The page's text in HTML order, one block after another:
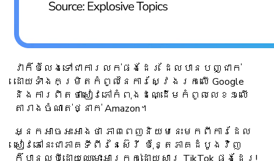
វាក៏បំលែងទៅជាការលក់ផងដែរ ដែលបានបញ្ជាក់
ដោយទាំងកម្រិតកំពូលនៃការស្វែងរកលើ Google
និងការពិតថាសៀវភៅកំពុងដណ្ដើមកំពូលលេខ១លើ
តារាងចំណាត់ថ្នាក់ Amazon។
អ្នកអាចអះអាងថា ភាពពេញនិយមនេះមកពីការដែល
សៀវភៅនេះជាភាគទីពីរនៃស៊េរី ប៉ុន្តែភាគដំបូងវិញ